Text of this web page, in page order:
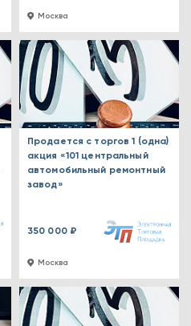
Москва
Москва
Продается с торгов 1 (одна)
акция «101 центральный
автомобильный ремонтный
завод»
350 000 ₽